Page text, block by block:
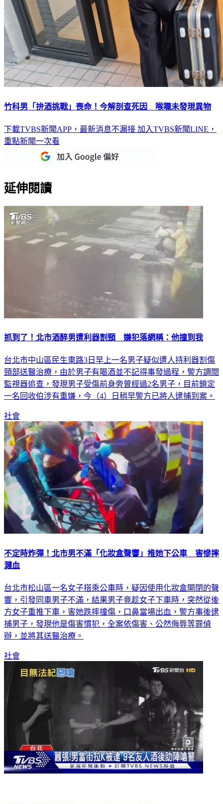
竹科男「拚酒挑戰」喪命！今解剖查死因 喉嚨未發現異物
下載TVBS新聞APP，最新消息不漏接 加入TVBS新聞LINE，
重點新聞一次看
延伸閱讀
抓到了！北市酒醉男遭利器割頸 嫌犯落網稱：他撞到我
台北市中山區民生東路3日早上一名男子疑似遭人持利器割傷
頸部送醫治療，由於男子有喝酒並不記得事發過程，警方調閱
監視器追查，發現男子受傷前身旁曾經過2名男子，目前鎖定
一名回收伯涉有重嫌，今（4）日稍早警方已將人逮捕到案。
社會
不定時炸彈！北市男不滿「化妝盒聲響」推她下公車 害慘摔
濺血
台北市松山區一名女子搭乘公車時，疑因使用化妝盒開閉的聲
響，引發同車男子不滿，結果男子竟趁女子下車時，突然從後
方女子重推下車，害她跌摔撞傷，口鼻當場出血，警方事後逮
捕男子，發現他是傷害慣犯，全案依傷害、公然侮辱等罪偵
辦，並將其送醫治療。
社會